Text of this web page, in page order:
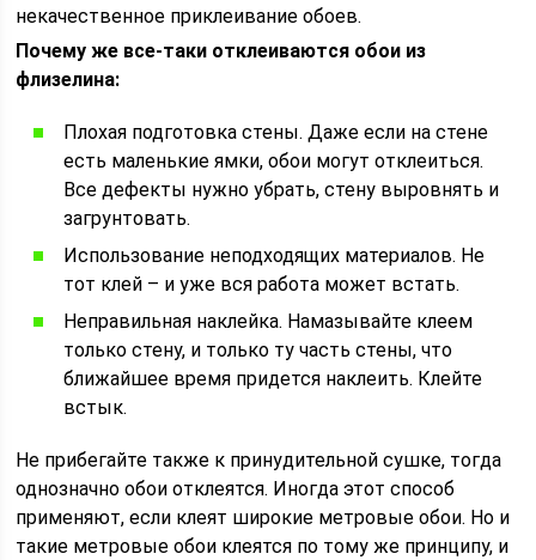
некачественное приклеивание обоев.
Почему же все-таки отклеиваются обои из
флизелина:
Плохая подготовка стены. Даже если на стене
есть маленькие ямки, обои могут отклеиться.
Все дефекты нужно убрать, стену выровнять и
загрунтовать.
Использование неподходящих материалов. Не
тот клей – и уже вся работа может встать.
Неправильная наклейка. Намазывайте клеем
только стену, и только ту часть стены, что
ближайшее время придется наклеить. Клейте
встык.
Не прибегайте также к принудительной сушке, тогда
однозначно обои отклеятся. Иногда этот способ
применяют, если клеят широкие метровые обои. Но и
такие метровые обои клеятся по тому же принципу, и